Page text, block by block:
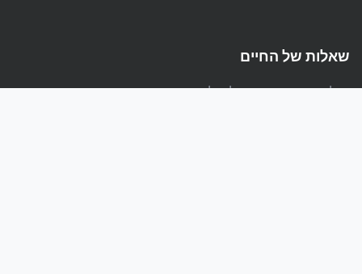
שאלות של החיים
הפלטפורמה המקצועית לשאלות ותשובות בעברית